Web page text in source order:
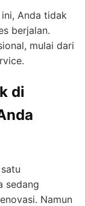
Anda tidak
berjalan.
mulai dari
di
sedang
Namun